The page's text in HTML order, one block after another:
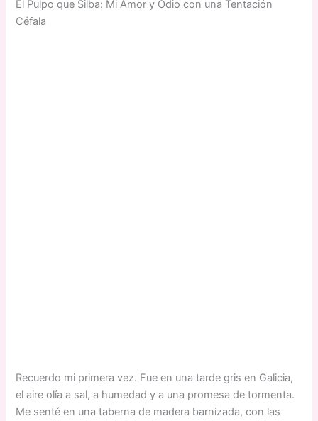
El Pulpo que Silba: Mi Amor y Odio con una Tentación
Céfala
Recuerdo mi primera vez. Fue en una tarde gris en Galicia,
el aire olía a sal, a humedad y a una promesa de tormenta.
Me senté en una taberna de madera barnizada, con las